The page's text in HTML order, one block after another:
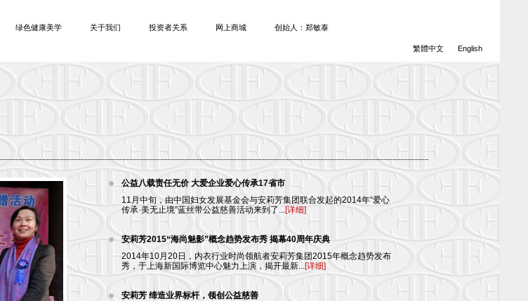
绿色健康美学 关于我们 投资者关系 网上商城 创始人：郑敏泰
繁體中文 English
公益八载责任无价 大爱企业爱心传承17省市
11月中旬，由中国妇女发展基金会与安莉芳集团联合发起的2014年“爱心
传承·美无止境”蓝丝带公益慈善活动来到了...[详细]
安莉芳2015“海尚魅影”概念趋势发布秀 揭幕40周年庆典
2014年10月20日，内衣行业时尚领航者安莉芳集团2015年概念趋势发布
秀，于上海新国际博览中心魅力上演，揭开最新...[详细]
安莉芳 缔造业界标杆，领创公益慈善